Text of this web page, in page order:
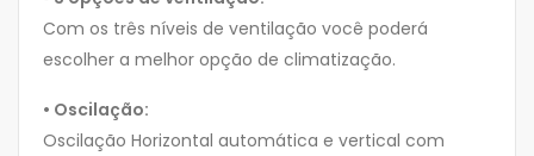
Com os três níveis de ventilação você poderá
escolher a melhor opção de climatização.
• Oscilação:
Oscilação Horizontal automática e vertical com